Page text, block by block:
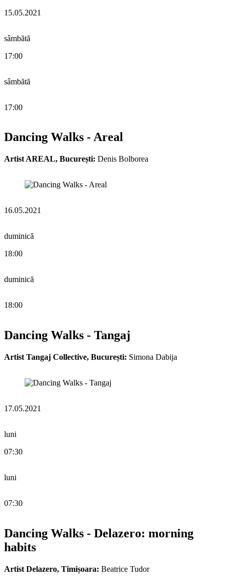
15.05.2021
sâmbătă
17:00
sâmbătă
17:00
Dancing Walks - Areal
Artist AREAL, București: Denis Bolborea
16.05.2021
duminică
18:00
duminică
18:00
Dancing Walks - Tangaj
Artist Tangaj Collective, București: Simona Dabija
17.05.2021
luni
07:30
luni
07:30
Dancing Walks - Delazero: morning
habits
Artist Delazero, Timișoara: Beatrice Tudor